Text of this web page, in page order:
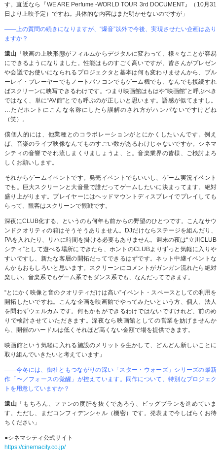
す。直近なら『WE ARE Perfume -WORLD TOUR 3rd DOCUMENT』（10月31
日より上映予定）ですね。具体的な内容はまだ明かせないのですが」
――上の質問の続きになりますが、“爆音”以外で今後、実現させたい企画はあり
ますか？
遠山 「映画の上映形態がフィルムからデジタルに変わって、様々なことが容易
にできるようになりました。性能はものすごく高いですが、皆さんがプレゼン
や会議でお使いになられるプロジェクタと基本は何も変わりませんから、ブル
ーレイ・プレーヤーでもノートパソコンでもゲーム機でも、なんでも接続すれ
ばスクリーンに映写できるわけです。つまり映画館はもはや“映画館”と呼ぶべき
ではなく、単に“AV館”とでも呼ぶのが正しいと思います。語感が似てますし。
…ただホントにこんな名称にしたら誤解のされ方がハンパないですけどね
（笑）。
僕個人的には、他業種とのコラボレーションがとにかくしたいんです。例え
ば、音楽のライブ映像なんてものすごい数があるわけじゃないですか。シネマ
シティの音響でそれ流しまくりましょうよ、と。音楽業界の皆様、ご検討よろ
しくお願いします。
それからゲームイベントです。発売イベントでもいいし、ゲーム実況イベント
でも。巨大スクリーンと大音量で誰だってゲームしたいに決まってます。絶対
盛り上がります。プレイヤーにはヘッドマウントディスプレイでプレイしても
らって、観客はスクリーンで観戦です。
深夜にCLUB化する、というのも何年も前からの野望のひとつです。こんなサウ
ンドクオリティの箱はそうそうありません。DJだけならステージを組んだり、
PAを入れたり、リハに時間を掛ける必要もありません。週末の夜は“立川CLUB
シティ”として遊べる場所にできたら、ホントのCLUBよりずっと気軽に入りや
すいですし、新たな客層の開拓だってできるはずです。ネット中継イベントな
んかもおもしろいと思います。スクリーンにコメントがガンガン流れたら絶対
楽しい。音楽系でもゲーム系でもダンス系でも、なんだってできます。
“とにかく映像と音のクオリティだけは高い”イベント・スペースとしての利用を
開拓したいですね。こんな企画を映画館でやってみたいという方、個人、法人
を問わずウェルカムです。何もかもができるわけではないですけれど、前のめ
りで検討させていただきます。深夜なら映画館としての営業を妨げませんか
ら、開催のハードルは低くそれほど高くない金額で場を提供できます。
映画館という気軽に入れる施設のメリットを生かして、どんどん新しいことに
取り組んでいきたいと考えています」
――今冬には、御社ともつながりの深い「スター・ウォーズ」シリーズの最新
作「〜／フォースの覚醒」が控えています。同作について、特別なプロジェク
トを用意していますか？
遠山 「もちろん、ファンの度肝を抜くであろう、ビッグプランを進めていま
す。ただし、まだコンフィデンシャル（機密）です。発表まで今しばらくお待
ちください」
●シネマシティ公式サイト
https://cinemacity.co.jp/